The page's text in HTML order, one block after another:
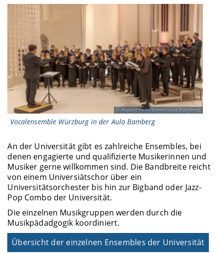
Rudolf Hein/Universität Bamberg
Vocalensemble Würzburg in der Aula Bamberg
An der Universität gibt es zahlreiche Ensembles, bei
denen engagierte und qualifizierte Musikerinnen und
Musiker gerne willkommen sind. Die Bandbreite reicht
von einem Universiätschor über ein
Universitätsorchester bis hin zur Bigband oder Jazz-
Pop Combo der Universität.
Die einzelnen Musikgruppen werden durch die
Musikpädadgogik koordiniert.
Übersicht der einzelnen Ensembles der Universität